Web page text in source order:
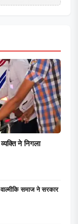
ने निगला
समाज ने सरकार